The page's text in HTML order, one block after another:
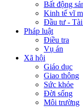
Bất động
Kinh tế vĩ
Đầu tư -
Pháp luật
Điều tra
Vụ án
Xã hội
Giáo dục
Giao thông
Sức khỏe
Đời sống
Môi trường